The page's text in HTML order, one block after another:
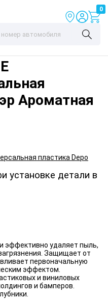
0
Ароматная
установке детали в
эффективно удаляет пыль,
Защищает от
первоначальную
эффектом.
и виниловых
и бамперов.